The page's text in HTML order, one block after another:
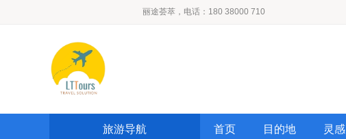
丽途荟萃，电话：180 38000 710
旅游导航 首页 目的地 灵感